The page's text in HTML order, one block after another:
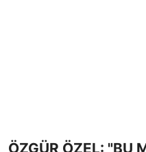
ÖZGÜR ÖZEL: "BU